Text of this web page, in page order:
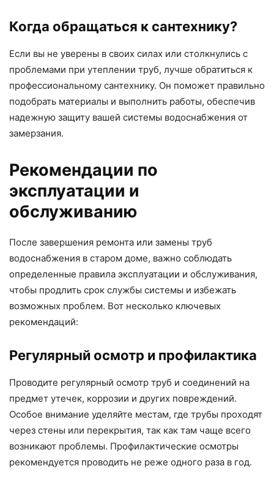
Когда обращаться к сантехнику?
Если вы не уверены в своих силах или столкнулись с
проблемами при утеплении труб, лучше обратиться к
профессиональному сантехнику. Он поможет правильно
подобрать материалы и выполнить работы, обеспечив
надежную защиту вашей системы водоснабжения от
замерзания.
Рекомендации по
эксплуатации и
обслуживанию
После завершения ремонта или замены труб
водоснабжения в старом доме, важно соблюдать
определенные правила эксплуатации и обслуживания,
чтобы продлить срок службы системы и избежать
возможных проблем. Вот несколько ключевых
рекомендаций:
Регулярный осмотр и профилактика
Проводите регулярный осмотр труб и соединений на
предмет утечек, коррозии и других повреждений.
Особое внимание уделяйте местам, где трубы проходят
через стены или перекрытия, так как там чаще всего
возникают проблемы. Профилактические осмотры
рекомендуется проводить не реже одного раза в год.